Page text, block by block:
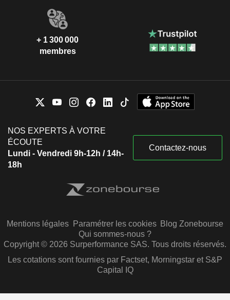
+ 1 300 000
membres
NOS EXPERTS À VOTRE
ÉCOUTE
Lundi - Vendredi 9h-12h / 14h-
18h
Contactez-nous
Mentions légales Paramétrer les cookies Blog Zonebourse
Qui sommes-nous ?
Copyright © 2026 Surperformance SAS. Tous droits réservés.
Les cotations sont fournies par Factset, Morningstar et S&P
Capital IQ